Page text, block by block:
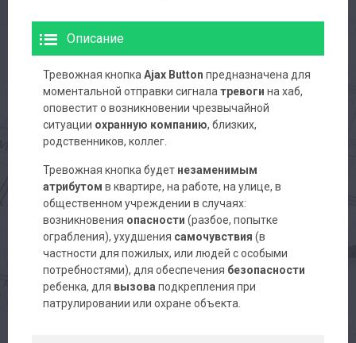
Описание
Тревожная кнопка Ajax Button предназначена для
моментальной отправки сигнала тревоги на хаб,
оповестит о возникновении чрезвычайной
ситуации охранную компанию, близких,
родственников, коллег.
Тревожная кнопка будет незаменимым
атрибутом в квартире, на работе, на улице, в
общественном учреждении в случаях:
возникновения опасности (разбое, попытке
ограбления), ухудшения самочувствия (в
частности для пожилых, или людей с особыми
потребностями), для обеспечения безопасности
ребенка, для вызова подкрепления при
патрулировании или охране объекта.